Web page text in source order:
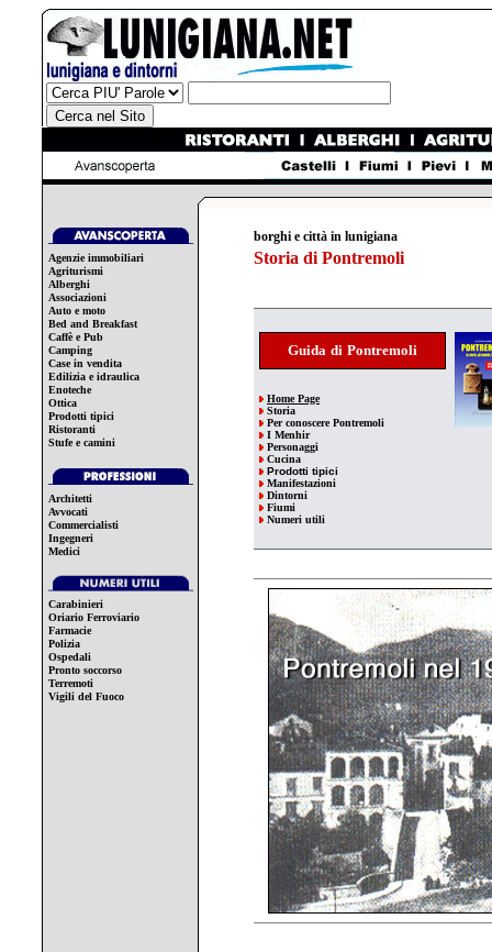
Agenzie immobiliari
Agriturismi
Alberghi
Associazioni
Auto e moto
Bed and Breakfast
Caffè e Pub
Camping
Case in vendita
Edilizia e idraulica
Enoteche
Ottica
Prodotti tipici
Ristoranti
Stufe e camini
Architetti
Avvocati
Commercialisti
Ingegneri
Medici
Carabinieri
Oriario Ferroviario
Farmacie
Polizia
Ospedali
Pronto soccorso
Terremoti
Vigili del Fuoco
borghi e città in lunigiana
Storia di Pontremoli
Guida di Pontremoli
Home Page
Storia
Per conoscere Pontremoli
I Menhir
Personaggi
Cucina
Prodotti tipici
Manifestazioni
Dintorni
Fiumi
Numeri utili